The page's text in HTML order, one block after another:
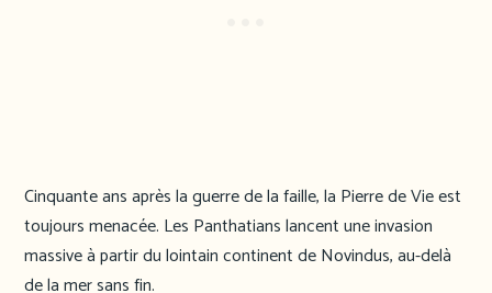
Cinquante ans après la guerre de la faille, la Pierre de Vie est
toujours menacée. Les Panthatians lancent une invasion
massive à partir du lointain continent de Novindus, au-delà
de la mer sans fin.